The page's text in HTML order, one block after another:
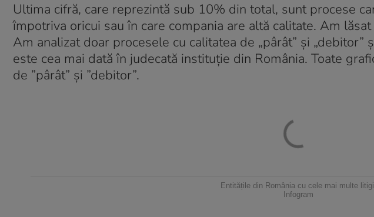
Ultima cifră, care reprezintă sub 10% din total, sunt procese
împotriva oricui sau în care compania are altă calitate. Am
Am analizat doar procesele cu calitatea de „pârât” și „debitor”
este cea mai dată în judecată instituție din România. Toate
de ”pârât” și ”debitor”.
Entitățile din România cu cele mai multe
Infogram